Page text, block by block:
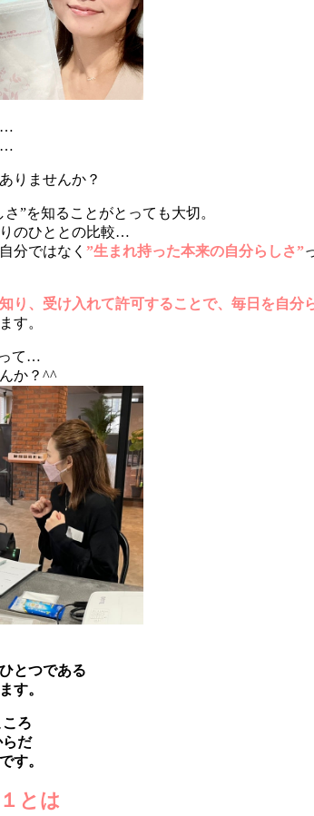
…
…
りませんか？
”を知ることがとっても大切。
のひととの比較…
分ではなく ”生まれ持った本来の自分らしさ”
り、受け入れて許可することで、毎日を自分
す。
て…
か？^^
とつである
す。
ろ
だ
す。
とは